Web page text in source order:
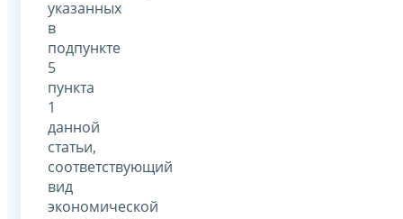
указанных
в
подпункте
5
пункта
1
данной
статьи,
соответствующий
вид
экономической